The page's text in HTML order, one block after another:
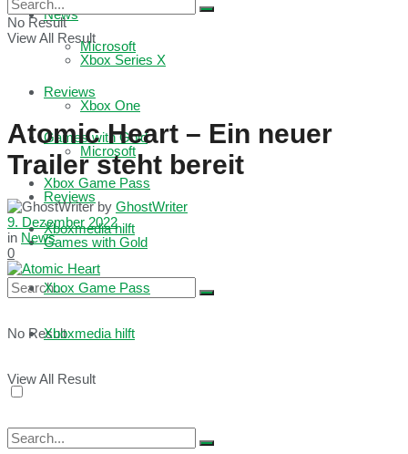
Microsoft
Reviews
Games with Gold
Xbox Game Pass
Xboxmedia hilft
No Result
View All Result
News
Xbox Series X
Xbox One
Microsoft
Reviews
Games with Gold
Xbox Game Pass
Xboxmedia hilft
No Result
View All Result
Atomic Heart – Ein neuer
Trailer steht bereit
by GhostWriter
9. Dezember 2022
in News
0